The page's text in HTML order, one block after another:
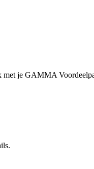
je GAMMA